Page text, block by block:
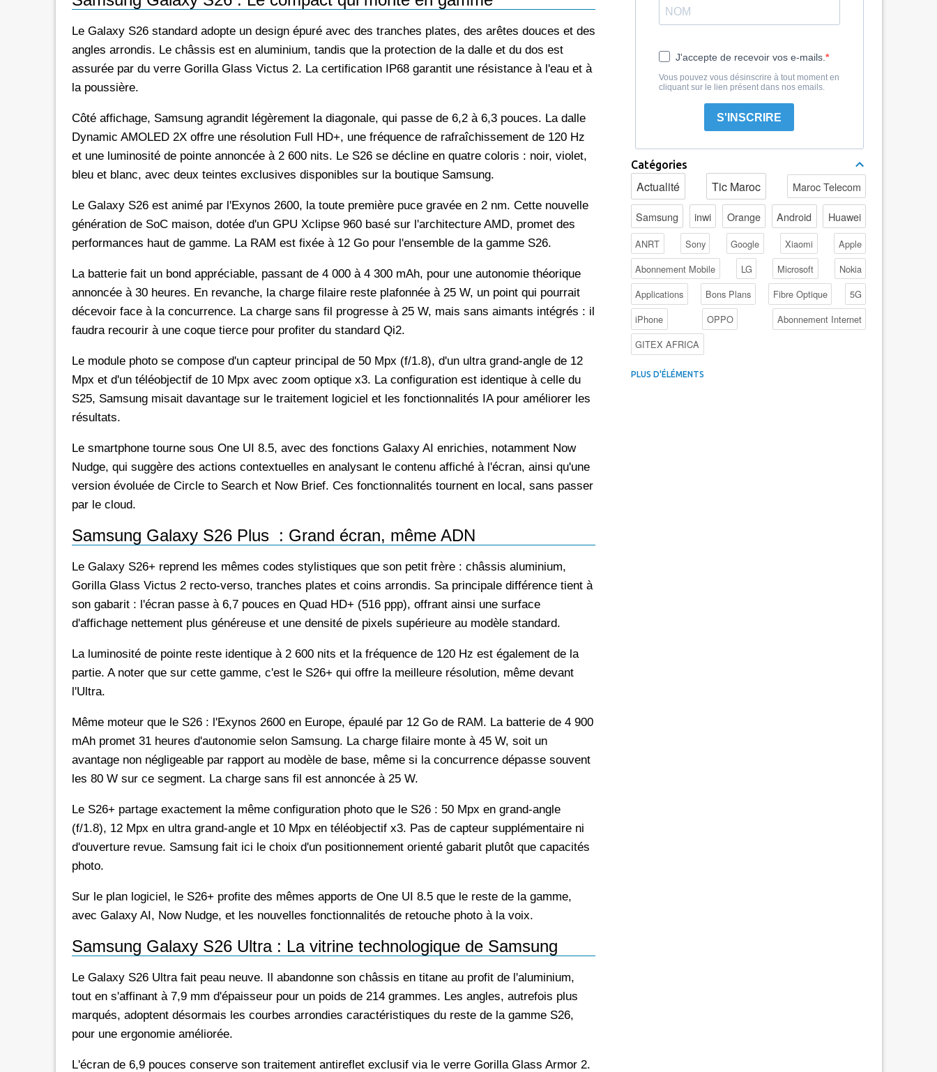
Le Galaxy S26 standard adopte un design épuré avec des tranches plates, des arêtes douces et des
angles arrondis. Le châssis est en aluminium, tandis que la protection de la dalle et du dos est
assurée par du verre Gorilla Glass Victus 2. La certification IP68 garantit une résistance à l'eau et à
la poussière.
Côté affichage, Samsung agrandit légèrement la diagonale, qui passe de 6,2 à 6,3 pouces. La dalle
Dynamic AMOLED 2X offre une résolution Full HD+, une fréquence de rafraîchissement de 120 Hz
et une luminosité de pointe annoncée à 2 600 nits. Le S26 se décline en quatre coloris : noir, violet,
bleu et blanc, avec deux teintes exclusives disponibles sur la boutique Samsung.
Le Galaxy S26 est animé par l'Exynos 2600, la toute première puce gravée en 2 nm. Cette nouvelle
génération de SoC maison, dotée d'un GPU Xclipse 960 basé sur l'architecture AMD, promet des
performances haut de gamme. La RAM est fixée à 12 Go pour l'ensemble de la gamme S26.
La batterie fait un bond appréciable, passant de 4 000 à 4 300 mAh, pour une autonomie théorique
annoncée à 30 heures. En revanche, la charge filaire reste plafonnée à 25 W, un point qui pourrait
décevoir face à la concurrence. La charge sans fil progresse à 25 W, mais sans aimants intégrés : il
faudra recourir à une coque tierce pour profiter du standard Qi2.
Le module photo se compose d'un capteur principal de 50 Mpx (f/1.8), d'un ultra grand-angle de 12
Mpx et d'un téléobjectif de 10 Mpx avec zoom optique x3. La configuration est identique à celle du
S25, Samsung misait davantage sur le traitement logiciel et les fonctionnalités IA pour améliorer les
résultats.
Le smartphone tourne sous One UI 8.5, avec des fonctions Galaxy AI enrichies, notamment Now
Nudge, qui suggère des actions contextuelles en analysant le contenu affiché à l'écran, ainsi qu'une
version évoluée de Circle to Search et Now Brief. Ces fonctionnalités tournent en local, sans passer
par le cloud.
Samsung Galaxy S26 Plus : Grand écran, même ADN
Le Galaxy S26+ reprend les mêmes codes stylistiques que son petit frère : châssis aluminium,
Gorilla Glass Victus 2 recto-verso, tranches plates et coins arrondis. Sa principale différence tient à
son gabarit : l'écran passe à 6,7 pouces en Quad HD+ (516 ppp), offrant ainsi une surface
d'affichage nettement plus généreuse et une densité de pixels supérieure au modèle standard.
La luminosité de pointe reste identique à 2 600 nits et la fréquence de 120 Hz est également de la
partie. A noter que sur cette gamme, c'est le S26+ qui offre la meilleure résolution, même devant
l'Ultra.
Même moteur que le S26 : l'Exynos 2600 en Europe, épaulé par 12 Go de RAM. La batterie de 4 900
mAh promet 31 heures d'autonomie selon Samsung. La charge filaire monte à 45 W, soit un
avantage non négligeable par rapport au modèle de base, même si la concurrence dépasse souvent
les 80 W sur ce segment. La charge sans fil est annoncée à 25 W.
Le S26+ partage exactement la même configuration photo que le S26 : 50 Mpx en grand-angle
(f/1.8), 12 Mpx en ultra grand-angle et 10 Mpx en téléobjectif x3. Pas de capteur supplémentaire ni
d'ouverture revue. Samsung fait ici le choix d'un positionnement orienté gabarit plutôt que capacités
photo.
Sur le plan logiciel, le S26+ profite des mêmes apports de One UI 8.5 que le reste de la gamme,
avec Galaxy AI, Now Nudge, et les nouvelles fonctionnalités de retouche photo à la voix.
Samsung Galaxy S26 Ultra : La vitrine technologique de Samsung
Le Galaxy S26 Ultra fait peau neuve. Il abandonne son châssis en titane au profit de l'aluminium,
tout en s'affinant à 7,9 mm d'épaisseur pour un poids de 214 grammes. Les angles, autrefois plus
marqués, adoptent désormais les courbes arrondies caractéristiques du reste de la gamme S26,
pour une ergonomie améliorée.
L'écran de 6,9 pouces conserve son traitement antireflet exclusif via le verre Gorilla Glass Armor 2.
J'accepte de recevoir vos e-mails.
Vous pouvez vous désinscrire à tout moment en
cliquant sur le lien présent dans nos emails.
S'INSCRIRE
Catégories
Actualité Tic Maroc Maroc Telecom
Samsung inwi Orange Android Huawei
ANRT Sony Google Xiaomi
Apple
Abonnement Mobile
LG Microsoft
Nokia
Applications
Bons Plans Fibre Optique
5G
iPhone
OPPO
Abonnement Internet
GITEX AFRICA
4G au Maroc
PLUS D'ÉLÉMENTS